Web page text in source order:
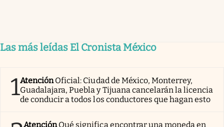
Las más leídas El Cronista México
1AtenciónOficial: Ciudad de México, Monterrey,
Guadalajara, Puebla y Tijuana cancelarán la licencia
de conducir a todos los conductores que hagan esto
AtenciónQué significa encontrar una moneda en